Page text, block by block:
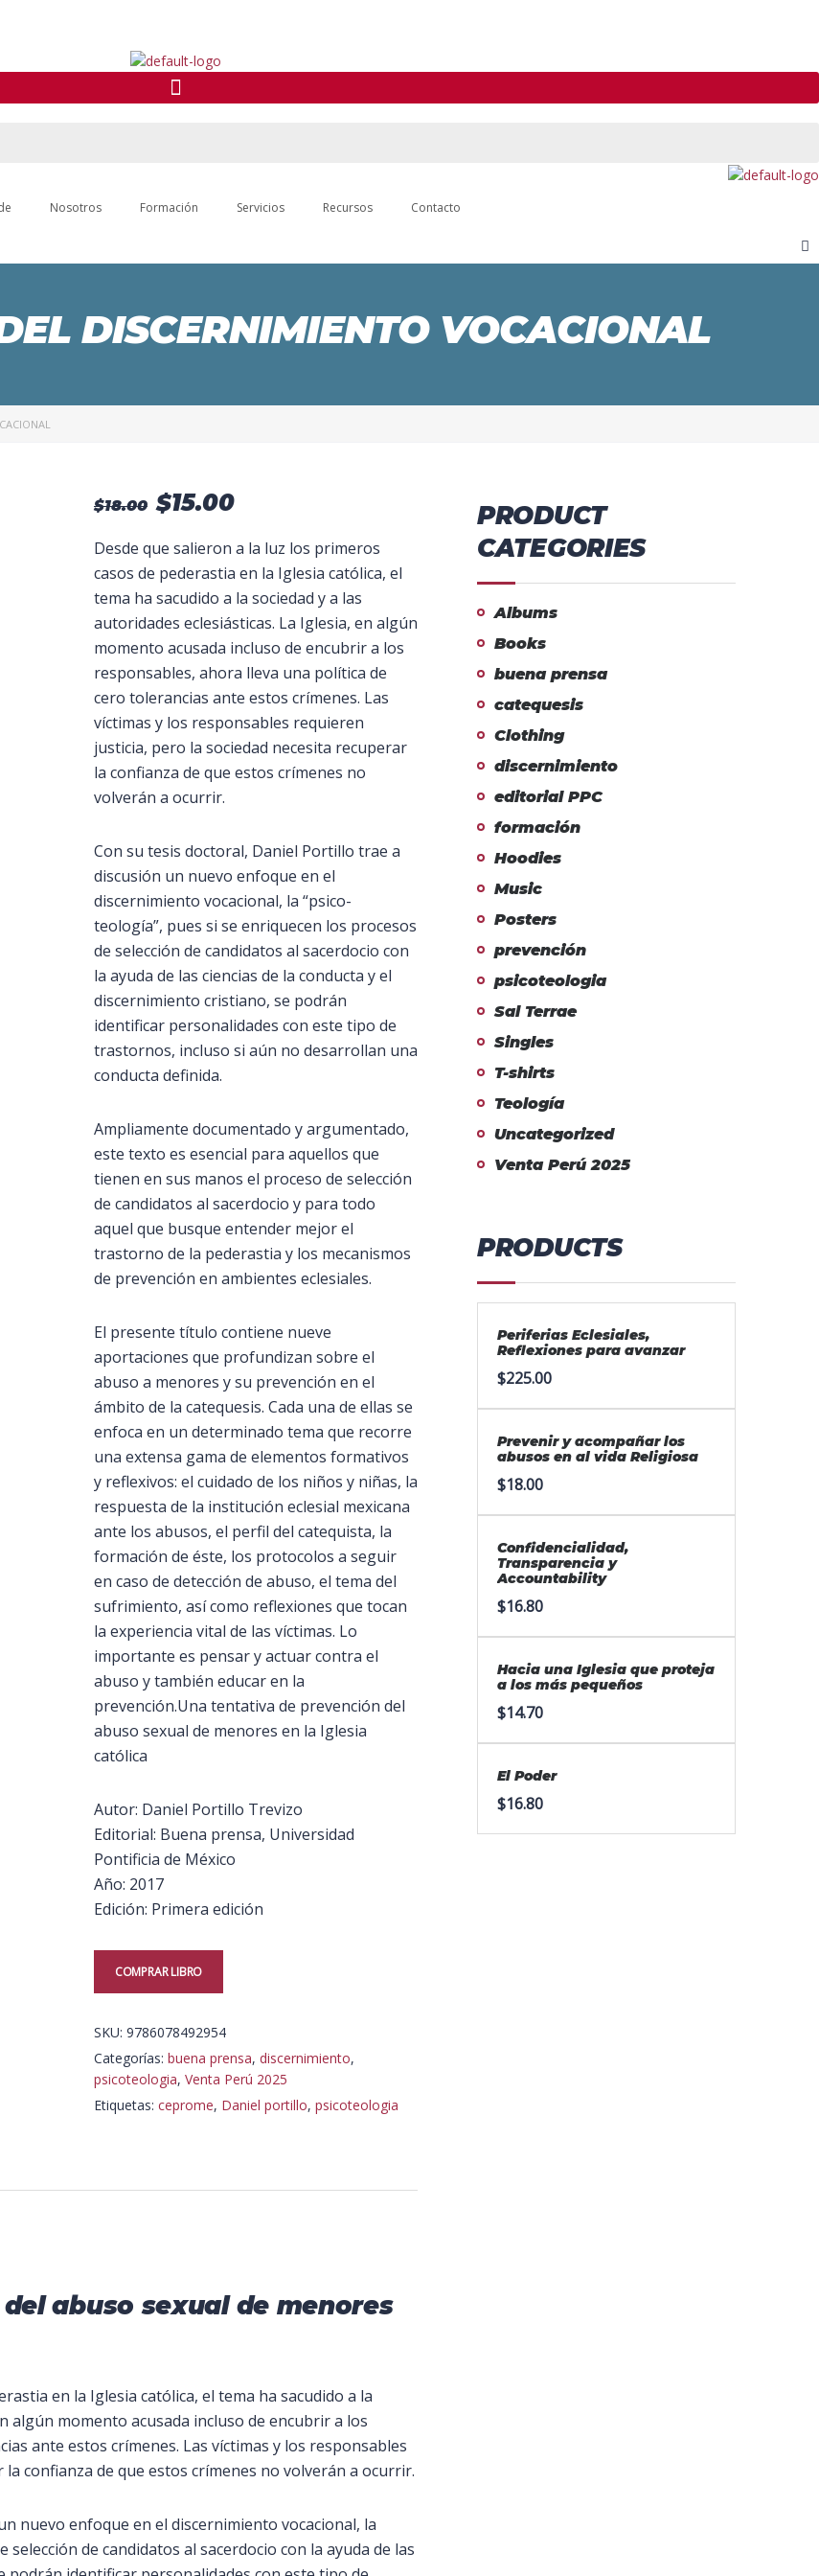
Nosotros Formación Servicios Recursos Contacto
DISCERNIMIENTO VOCACIONAL
$18.00 El
original
$18.00.
$15.00El
actual
$15.00.
Desde que salieron a la luz los primeros
casos de pederastia en la Iglesia católica, el
tema ha sacudido a la sociedad y a las
autoridades eclesiásticas. La Iglesia, en algún
momento acusada incluso de encubrir a los
responsables, ahora lleva una política de
cero tolerancias ante estos crímenes. Las
víctimas y los responsables requieren
justicia, pero la sociedad necesita recuperar
la confianza de que estos crímenes no
volverán a ocurrir.
Con su tesis doctoral, Daniel Portillo trae a
discusión un nuevo enfoque en el
discernimiento vocacional, la “psico-
teología”, pues si se enriquecen los procesos
de selección de candidatos al sacerdocio con
la ayuda de las ciencias de la conducta y el
discernimiento cristiano, se podrán
identificar personalidades con este tipo de
trastornos, incluso si aún no desarrollan una
conducta definida.
Ampliamente documentado y argumentado,
este texto es esencial para aquellos que
tienen en sus manos el proceso de selección
de candidatos al sacerdocio y para todo
aquel que busque entender mejor el
trastorno de la pederastia y los mecanismos
de prevención en ambientes eclesiales.
El presente título contiene nueve
aportaciones que profundizan sobre el
abuso a menores y su prevención en el
ámbito de la catequesis. Cada una de ellas se
enfoca en un determinado tema que recorre
una extensa gama de elementos formativos
y reflexivos: el cuidado de los niños y niñas, la
respuesta de la institución eclesial mexicana
ante los abusos, el perfil del catequista, la
formación de éste, los protocolos a seguir
en caso de detección de abuso, el tema del
sufrimiento, así como reflexiones que tocan
la experiencia vital de las víctimas. Lo
importante es pensar y actuar contra el
abuso y también educar en la
prevención.Una tentativa de prevención del
abuso sexual de menores en la Iglesia
católica
Autor: Daniel Portillo Trevizo
Editorial: Buena prensa, Universidad
Pontificia de México
Año: 2017
Edición: Primera edición
COMPRAR LIBRO
SKU: 9786078492954
Categorías: buena prensa, discernimiento,
psicoteologia, Venta Perú 2025
Etiquetas: ceprome, Daniel portillo, psicoteologia
abuso sexual de menores
en la Iglesia católica, el tema ha sacudido a la
algún momento acusada incluso de encubrir a los
ante estos crímenes. Las víctimas y los responsables
confianza de que estos crímenes no volverán a ocurrir.
nuevo enfoque en el discernimiento vocacional, la
de candidatos al sacerdocio con la ayuda de las
PRODUCT
CATEGORIES
Albums
Books
buena prensa
catequesis
Clothing
discernimiento
editorial PPC
formación
Hoodies
Music
Posters
prevención
psicoteologia
Sal Terrae
Singles
T-shirts
Teología
Uncategorized
Venta Perú 2025
PRODUCTS
Periferias Eclesiales,
Reflexiones para avanzar
$225.00
Prevenir y acompañar los
abusos en al vida Religiosa
$18.00
Confidencialidad,
Transparencia y
Accountability
$16.80
Hacia una Iglesia que proteja
a los más pequeños
$14.70
El Poder
$16.80